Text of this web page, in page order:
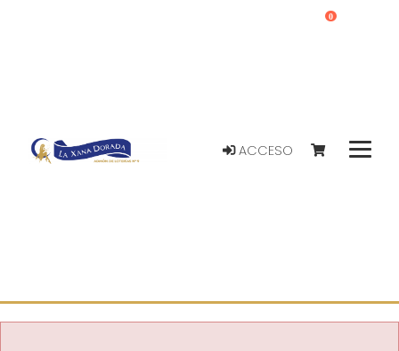
ACCESO
0